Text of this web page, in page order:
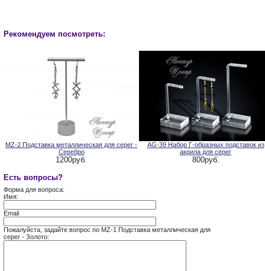
Рекомендуем посмотреть:
MZ-2 Подставка металлическая для серег -
Серебро
1200руб.
AG-39 Набор Г-образных подставок из
акрила для серег
800руб.
Есть вопросы?
Форма для вопроса:
Имя:
Email
Пожалуйста, задайте вопрос по MZ-1 Подставка металлическая для
серег - Золото: